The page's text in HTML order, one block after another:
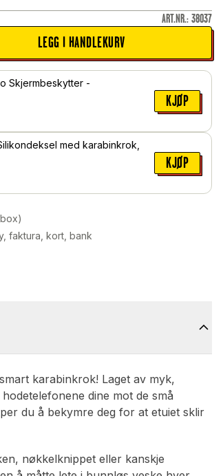
ART.NR.: 38037
LEGG I HANDLEKURV
Skjermbeskytter -
KJØP
med karabinkrok,
KJØP
faktura, kort, bank
karabinkrok! Laget av myk,
dine mot de små
du å bekymre deg for at etuiet sklir
nøkkelknippet eller kanskje